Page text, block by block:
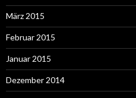
März 2015
Februar 2015
Januar 2015
Dezember 2014